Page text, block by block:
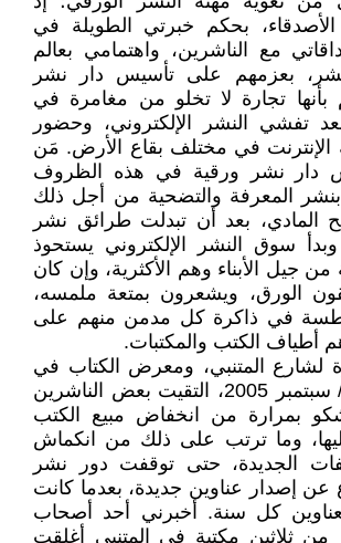
بحكم خبرتي الطويلة في
مع الناشرين، واهتمامي بعالم
بعزمهم على تأسيس دار نشر
بأنها تجارة لا تخلو من مغامرة في
تفشي النشر الإلكتروني، وحضور
الإنترنت في مختلف بقاع الأرض. مَن
دار نشر ورقية في هذه الظروف
المعرفة والتضحية من أجل ذلك
المادي، بعد أن تبدلت طرائق نشر
سوق النشر الإلكتروني يستحوذ
جيل الأبناء وهم الأكثرية، وإن كان
الورق، ويشعرون بمتعة ملمسه،
في ذاكرة كل مدمن منهم على
أطياف الكتب والمكتبات.
لشارع المتنبي، ومعرض الكتاب في
بغداد شهر أيلول / سبتمبر 2005، التقيت بعض الناشرين
بمرارة من انخفاض مبيع الكتب
وما ترتب على ذلك من انكماش
الجديدة، حتى توقفت دور نشر
إصدار عناوين جديدة، بعدما كانت
كل سنة. أخبرني أحد أصحاب
من ثلاثين مكتبة في المتنبي أغلقت